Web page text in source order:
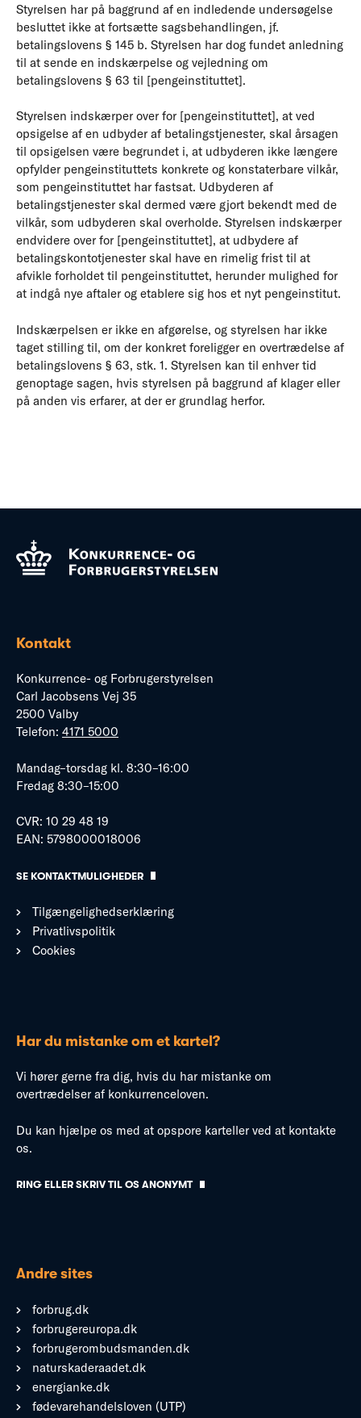
Styrelsen har på baggrund af en indledende undersøgelse
besluttet ikke at fortsætte sagsbehandlingen, jf.
betalingslovens § 145 b. Styrelsen har dog fundet anledning
til at sende en indskærpelse og vejledning om
betalingslovens § 63 til [pengeinstituttet].
Styrelsen indskærper over for [pengeinstituttet], at ved
opsigelse af en udbyder af betalingstjenester, skal årsagen
til opsigelsen være begrundet i, at udbyderen ikke længere
opfylder pengeinstituttets konkrete og konstaterbare vilkår,
som pengeinstituttet har fastsat. Udbyderen af
betalingstjenester skal dermed være gjort bekendt med de
vilkår, som udbyderen skal overholde. Styrelsen indskærper
endvidere over for [pengeinstituttet], at udbydere af
betalingskontotjenester skal have en rimelig frist til at
afvikle forholdet til pengeinstituttet, herunder mulighed for
at indgå nye aftaler og etablere sig hos et nyt pengeinstitut.
Indskærpelsen er ikke en afgørelse, og styrelsen har ikke
taget stilling til, om der konkret foreligger en overtrædelse af
betalingslovens § 63, stk. 1. Styrelsen kan til enhver tid
genoptage sagen, hvis styrelsen på baggrund af klager eller
på anden vis erfarer, at der er grundlag herfor.
Kontakt
Konkurrence- og Forbrugerstyrelsen
Carl Jacobsens Vej 35
2500 Valby
Telefon: 4171 5000
Mandag–torsdag kl. 8:30–16:00
Fredag 8:30–15:00
CVR: 10 29 48 19
EAN: 5798000018006
SE KONTAKTMULIGHEDER
Tilgængelighedserklæring
Privatlivspolitik
Cookies
Har du mistanke om et kartel?
Vi hører gerne fra dig, hvis du har mistanke om
overtrædelser af konkurrenceloven.
Du kan hjælpe os med at opspore karteller ved at kontakte
os.
RING ELLER SKRIV TIL OS ANONYMT
Andre sites
forbrug.dk
forbrugereuropa.dk
forbrugerombudsmanden.dk
naturskaderaadet.dk
energianke.dk
fødevarehandelsloven (UTP)